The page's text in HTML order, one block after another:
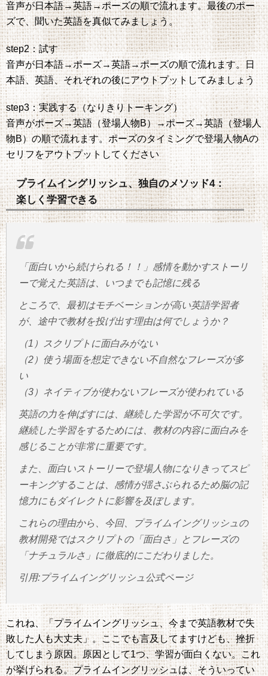
音声が日本語→英語→ポーズの順で流れます。最後のポー
ズで、聞いた英語を真似てみましょう。
step2：試す
音声が日本語→ポーズ→英語→ポーズの順で流れます。日
本語、英語、それぞれの後にアウトプットしてみましょう
step3：実践する（なりきりトーキング）
音声がポーズ→英語（登場人物B）→ポーズ→英語（登場人
物B）の順で流れます。ポーズのタイミングで登場人物Aの
セリフをアウトプットしてください
プライムイングリッシュ、独自のメソッド4：
楽しく学習できる
「面白いから続けられる！！」感情を動かすストーリ
ーで覚えた英語は、いつまでも記憶に残る
ところで、最初はモチベーションが高い英語学習者
が、途中で教材を投げ出す理由は何でしょうか？
（1）スクリプトに面白みがない
（2）使う場面を想定できない不自然なフレーズが多
い
（3）ネイティブが使わないフレーズが使われている
英語の力を伸ばすには、継続した学習が不可欠です。
継続した学習をするためには、教材の内容に面白みを
感じることが非常に重要です。
また、面白いストーリーで登場人物になりきってスピ
ーキングすることは、感情が揺さぶられるため脳の記
憶力にもダイレクトに影響を及ぼします。
これらの理由から、今回、プライムイングリッシュの
教材開発ではスクリプトの「面白さ」とフレーズの
「ナチュラルさ」に徹底的にこだわりました。
引用:プライムイングリッシュ公式ページ
これね、「プライムイングリッシュ、今まで英語教材で失
敗した人も大丈夫」。ここでも言及してますけども、挫折
してしまう原因。原因として1つ、学習が面白くない。これ
が挙げられる。プライムイングリッシュは、そういってい